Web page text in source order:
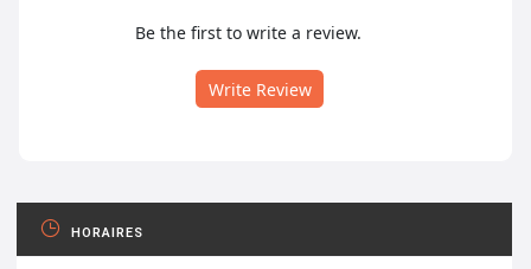
Be the first to write a review.
Write Review
HORAIRES